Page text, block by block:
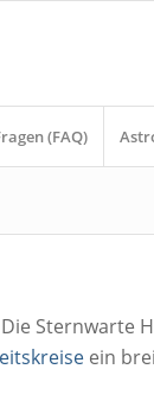
(FAQ)
Die Sternwarte
ein